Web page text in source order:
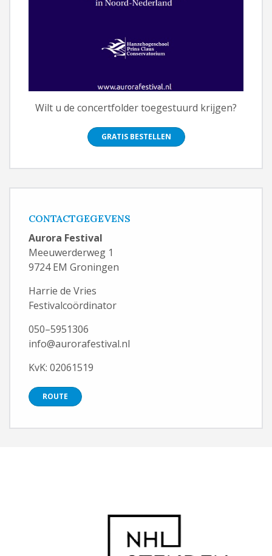
Wilt u de concertfolder toegestuurd krijgen?
GRATIS BESTELLEN
CONTACTGEGEVENS
Aurora Festival
Meeuwerderweg 1
9724 EM Groningen
Harrie de Vries
Festivalcoördinator
050–5951306
info@aurorafestival.nl
KvK: 02061519
ROUTE